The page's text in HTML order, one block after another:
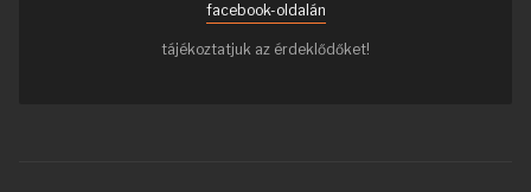
facebook-oldalán
tájékoztatjuk az érdeklődőket!